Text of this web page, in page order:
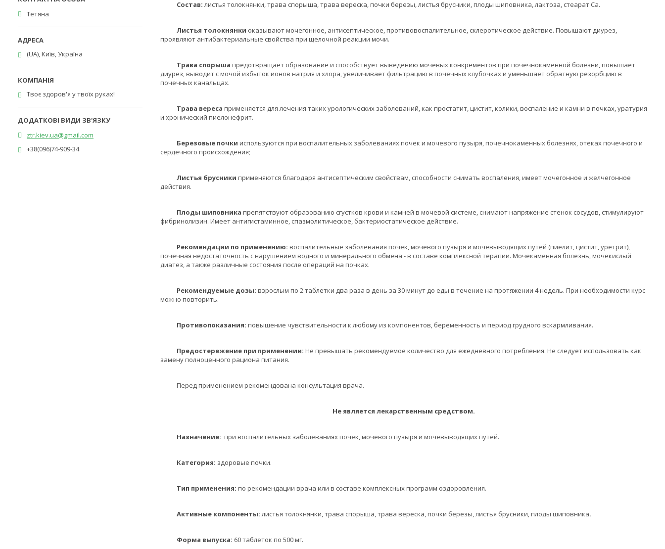
Состав:листья толокнянки, трава спорыша, трава вереска, почки березы, листья брусники, плоды шиповника, лактоза, стеарат Са.
Листья толокнянки оказывают мочегонное, антисептическое, противовоспалительное, склеротическое действие. Повышают диурез,
проявляют антибактериальные свойства при щелочной реакции мочи.
Трава спорыша предотвращает образование и способствует выведению мочевых конкрементов при почечнокаменной болезни, повышает
диурез, выводит с мочой избыток ионов натрия и хлора, увеличивает фильтрацию в почечных клубочках и уменьшает обратную резорбцию в
почечных канальцах.
Трава вереса применяется для лечения таких урологических заболеваний, как простатит, цистит, колики, воспаление и камни в почках, уратурия
и хронический пиелонефрит.
Березовые почки используются при воспалительных заболеваниях почек и мочевого пузыря, почечнокаменных болезнях, отеках почечного и
сердечного происхождения;
Листья брусники применяются благодаря антисептическим свойствам, способности снимать воспаления, имеет мочегонное и желчегонное
действия.
Плоды шиповника препятствуют образованию сгустков крови и камней в мочевой системе, снимают напряжение стенок сосудов, стимулируют
фибринолизин. Имеет антигистаминное, спазмолитическое, бактериостатическое действие.
Рекомендации по применению: воспалительные заболевания почек, мочевого пузыря и мочевыводящих путей (пиелит, цистит, уретрит),
почечная недостаточность с нарушением водного и минерального обмена - в составе комплексной терапии. Мочекаменная болезнь, мочекислый
диатез, а также различные состояния после операций на почках.
Рекомендуемые дозы: взрослым по 2 таблетки два раза в день за 30 минут до еды в течение на протяжении 4 недель. При необходимости курс
можно повторить.
Противопоказания: повышение чувствительности к любому из компонентов, беременность и период грудного вскармливания.
Предостережение при применении: Не превышать рекомендуемое количество для ежедневного потребления. Не следует использовать как
замену полноценного рациона питания.
Перед применением рекомендована консультация врача.
Не является лекарственным средством.
Назначение: при воспалительных заболеваниях почек, мочевого пузыря и мочевыводящих путей.
Категория: здоровые почки.
Тип применения: по рекомендации врача или в составе комплексных программ оздоровления.
Активные компоненты:листья толокнянки, трава спорыша, трава вереска, почки березы, листья брусники, плоды шиповника.
Форма выпуска: 60 таблеток по 500 мг.
Тетяна
(UA), Київ, Україна
Твоє здоров'я у твоїх руках!
ztr.kiev.ua@gmail.com
+38(096)74-909-34